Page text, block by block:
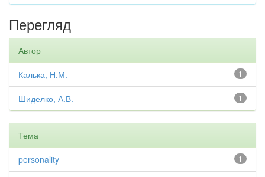
Перегляд
Автор
1
Калька, Н.М.
1
Шиделко, А.В.
Тема
1
personality